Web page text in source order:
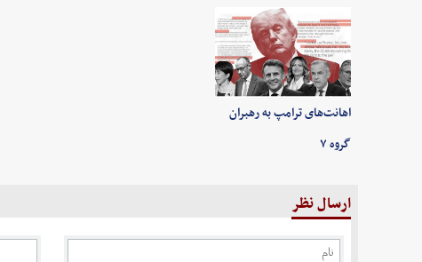
اهانت‌های ترامپ به رهبران
گروه ۷
ارسال نظر